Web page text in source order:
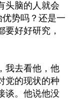
头脑的人就会
优势吗？还是一
要好好研究，
我去看他，他
党的现状的种
谈。他说他没